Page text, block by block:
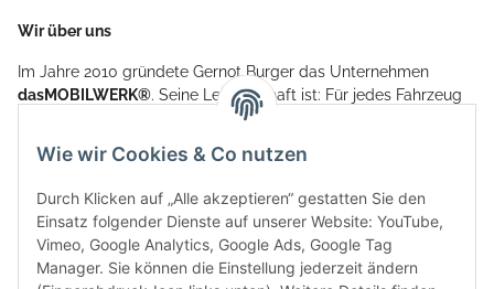
Wir über uns
Im Jahre 2010 gründete Gernot Burger das Unternehmen
dasMOBILWERK®. Seine Leidenschaft ist: Für jedes Fahrzeug
ein Car Cover anzubieten - passgenau und individuell.
Aufgrund der vielen positiven Kundenrückmeldungen kamen
weitere Produkte, wie Reifenschuhe, Hardtopständer hinzu.
Seine Reifenschoner werden in Deutschland produziert und
sind mit hochwertigen Techniken und Materialien gefertigt.
dasMOBILWERK® ist seit der Gründung ein
Familienunternehmen, welches sich seit 2010 auf
Wie wir Cookies & Co nutzen
Durch Klicken auf „Alle akzeptieren“ gestatten Sie den
Einsatz folgender Dienste auf unserer Website: YouTube,
Vimeo, Google Analytics, Google Ads, Google Tag
Manager. Sie können die Einstellung jederzeit ändern